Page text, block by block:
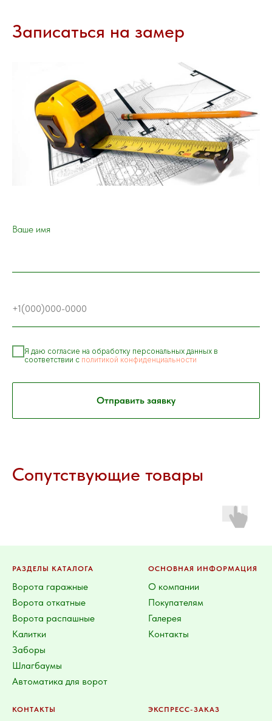
Записаться на замер
Ваше имя
Я даю согласие на обработку персональных данных в
соответствии с политикой конфиденциальности
Отправить заявку
Сопутствующие товары
РАЗДЕЛЫ КАТАЛОГА
Ворота гаражные
Ворота откатные
Ворота распашные
Калитки
Заборы
Шлагбаумы
Автоматика для ворот
ОСНОВНАЯ ИНФОРМАЦИЯ
О компании
Покупателям
Галерея
Контакты
КОНТАКТЫ ЭКСПРЕСС-ЗАКАЗ